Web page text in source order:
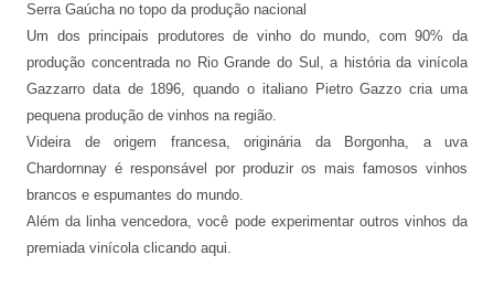
Serra Gaúcha no topo da produção nacional
Um dos principais produtores de vinho do mundo, com 90% da
produção concentrada no Rio Grande do Sul, a história da vinícola
Gazzarro data de 1896, quando o italiano Pietro Gazzo cria uma
pequena produção de vinhos na região.
Videira de origem francesa, originária da Borgonha, a uva
Chardornnay é responsável por produzir os mais famosos vinhos
brancos e espumantes do mundo.
Além da linha vencedora, você pode experimentar outros vinhos da
premiada vinícola clicando aqui.